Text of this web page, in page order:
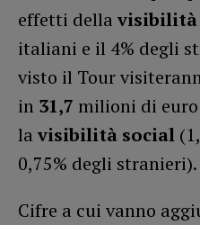
effetti della visibilità
italiani e il 4% degli
visto il Tour
in 31,7 milioni di
la visibilità social
0,75% degli stranieri).
Cifre a cui vanno